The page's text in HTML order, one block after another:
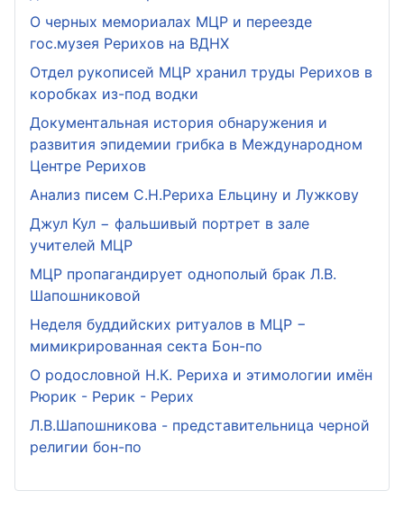
О черных мемориалах МЦР и переезде
гос.музея Рерихов на ВДНХ
Отдел рукописей МЦР хранил труды Рерихов в
коробках из-под водки
Документальная история обнаружения и
развития эпидемии грибка в Международном
Центре Рерихов
Анализ писем С.Н.Рериха Ельцину и Лужкову
Джул Кул − фальшивый портрет в зале
учителей МЦР
МЦР пропагандирует однополый брак Л.В.
Шапошниковой
Неделя буддийских ритуалов в МЦР −
мимикрированная секта Бон-по
О родословной Н.К. Рериха и этимологии имён
Рюрик - Рерик - Рерих
Л.В.Шапошникова - представительница черной
религии бон-по